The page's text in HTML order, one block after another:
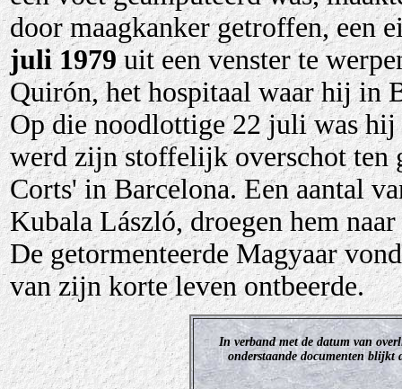
door maagkanker getroffen, een
juli 1979uit een venster te
Quirón, het hospitaal waar hij in
Op die noodlottige 22 juli was
werd zijn stoffelijk overschot ten
Corts' in Barcelona. Een aantal
Kubala László, droegen hem
De getormenteerde Magyaar
van zijn korte leven ontbeerde.
In verband met de datum van
onderstaande documenten